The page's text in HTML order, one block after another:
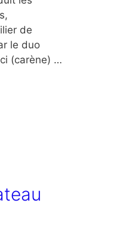
de
le duo
(carène) …